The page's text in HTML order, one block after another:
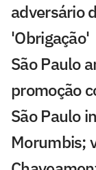
adversário
'Obrigação'
São Paulo
promoção
São Paulo
Morumbis;